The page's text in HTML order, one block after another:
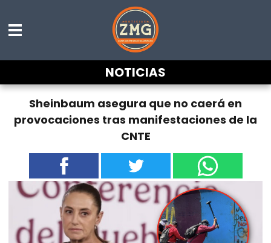
NOTICIAS
Sheinbaum asegura que no caerá en
provocaciones tras manifestaciones de la
CNTE